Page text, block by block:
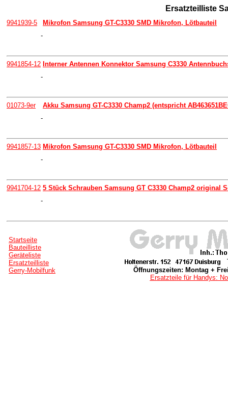
Ersatzteilliste
9941939-5
-
Mikrofon Samsung GT-C3330 SMD Mikrofon, Lötbauteil
9941854-12
-
Interner Antennen Konnektor Samsung C3330
01073-9er
-
Akku Samsung GT-C3330 Champ2 (entspricht
9941857-13
-
Mikrofon Samsung GT-C3330 SMD Mikrofon, Lötbauteil
9941704-12
-
5 Stück Schrauben Samsung GT C3330 Champ2 original
Startseite
Bauteilliste
Geräteliste
Ersatzteilliste
Gerry-Mobilfunk
Öffnungszeiten: Montag +
Ersatzteile für Handys: